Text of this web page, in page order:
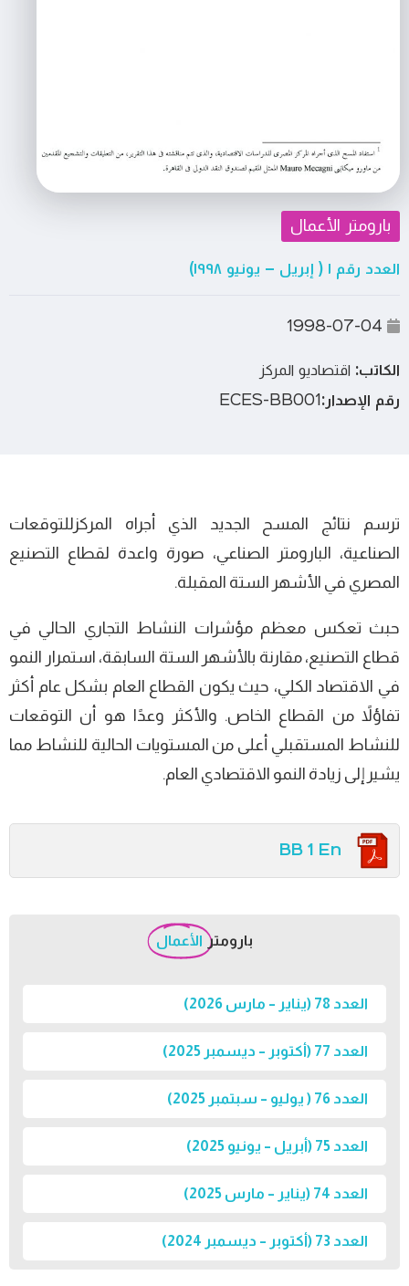
بارومتر الأعمال
العدد رقم ١ ( إبريل – يونيو ١٩٩٨)
الكاتب: اقتصاديو المركز
رقم الإصدار: ECES-BB001
ترسم نتائج المسح الجديد الذي أجراه المركزللتوقعات
الصناعية، البارومتر الصناعي، صورة واعدة لقطاع التصنيع
المصري في الأشهر الستة المقبلة.
حبث تعكس معظم مؤشرات النشاط التجاري الحالي في
قطاع التصنيع، مقارنة بالأشهر الستة السابقة، استمرار النمو
في الاقتصاد الكلي، حيث يكون القطاع العام بشكل عام أكثر
تفاؤلاً من القطاع الخاص. والأكثر وعدًا هو أن التوقعات
للنشاط المستقبلي أعلى من المستويات الحالية للنشاط مما
يشير إلى زيادة النمو الاقتصادي العام.
BB 1 En
بارومتر الأعمال
العدد 78 (يناير – مارس 2026)
العدد 77 (أكتوبر – ديسمبر 2025)
العدد 76 ( يوليو – سبتمبر 2025)
العدد 75 (أبريل – يونيو 2025)
العدد 74 (يناير – مارس 2025)
العدد 73 (أكتوبر – ديسمبر 2024)